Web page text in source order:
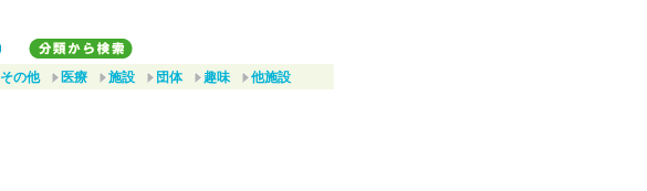
その他 医療 施設 団体 趣味 他施設